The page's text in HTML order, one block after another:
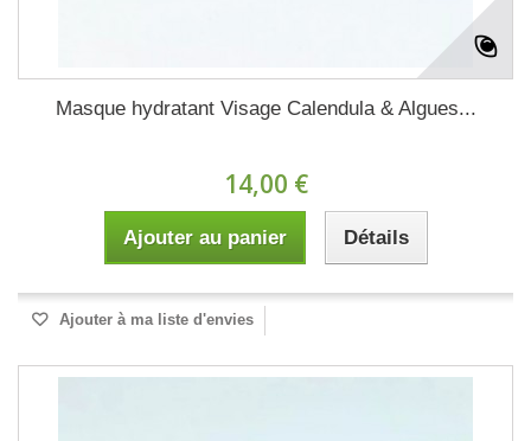
Masque hydratant Visage Calendula & Algues...
14,00 €
Ajouter au panier Détails
Ajouter à ma liste d'envies